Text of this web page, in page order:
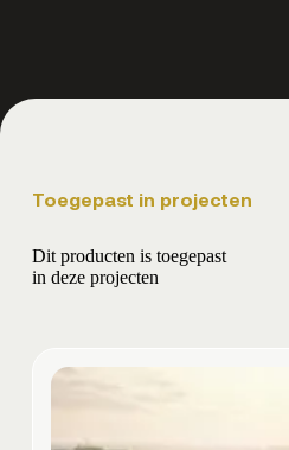
Toegepast in projecten
Dit producten is toegepast
in deze projecten